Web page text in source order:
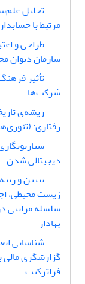
تحلیل
مرتبط با
طراحی و
سازمان دیوان
تأثیر
شرکت‌ها
ریشه‌‌ی
رفتاری:
دیجیتالی شدن
تبیین و
زیست محیطی،
سلسله مراتبی
بهادار
شناسایی
گزارشگری
فراترکیب